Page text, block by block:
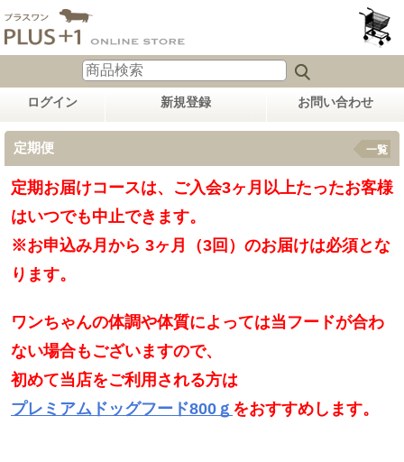
ログイン 新規登録 お問い合わせ
定期便
定期お届けコースは、ご入会3ヶ月以上たったお客様
はいつでも中止できます。
※お申込み月から 3ヶ月（3回）のお届けは必須とな
ります。
ワンちゃんの体調や体質によっては当フードが合わ
ない場合もございますので、
初めて当店をご利用される方は
プレミアムドッグフード800ｇ をおすすめします。
一覧